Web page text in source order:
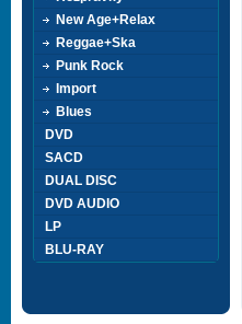
New Age+Relax
Reggae+Ska
Punk Rock
Import
Blues
DVD
SACD
DUAL DISC
DVD AUDIO
LP
BLU-RAY